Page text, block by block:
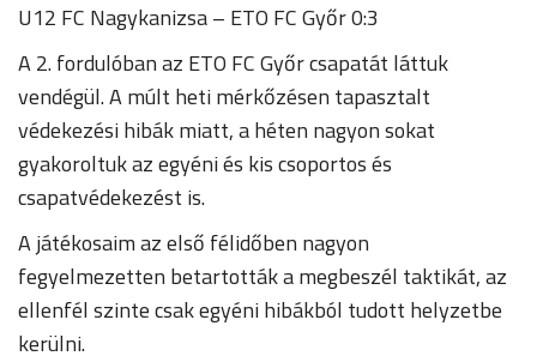
U12 FC Nagykanizsa – ETO FC Győr 0:3
A 2. fordulóban az ETO FC Győr csapatát láttuk
vendégül. A múlt heti mérkőzésen tapasztalt
védekezési hibák miatt, a héten nagyon sokat
gyakoroltuk az egyéni és kis csoportos és
csapatvédekezést is.
A játékosaim az első félidőben nagyon
fegyelmezetten betartották a megbeszél taktikát, az
ellenfél szinte csak egyéni hibákból tudott helyzetbe
kerülni.